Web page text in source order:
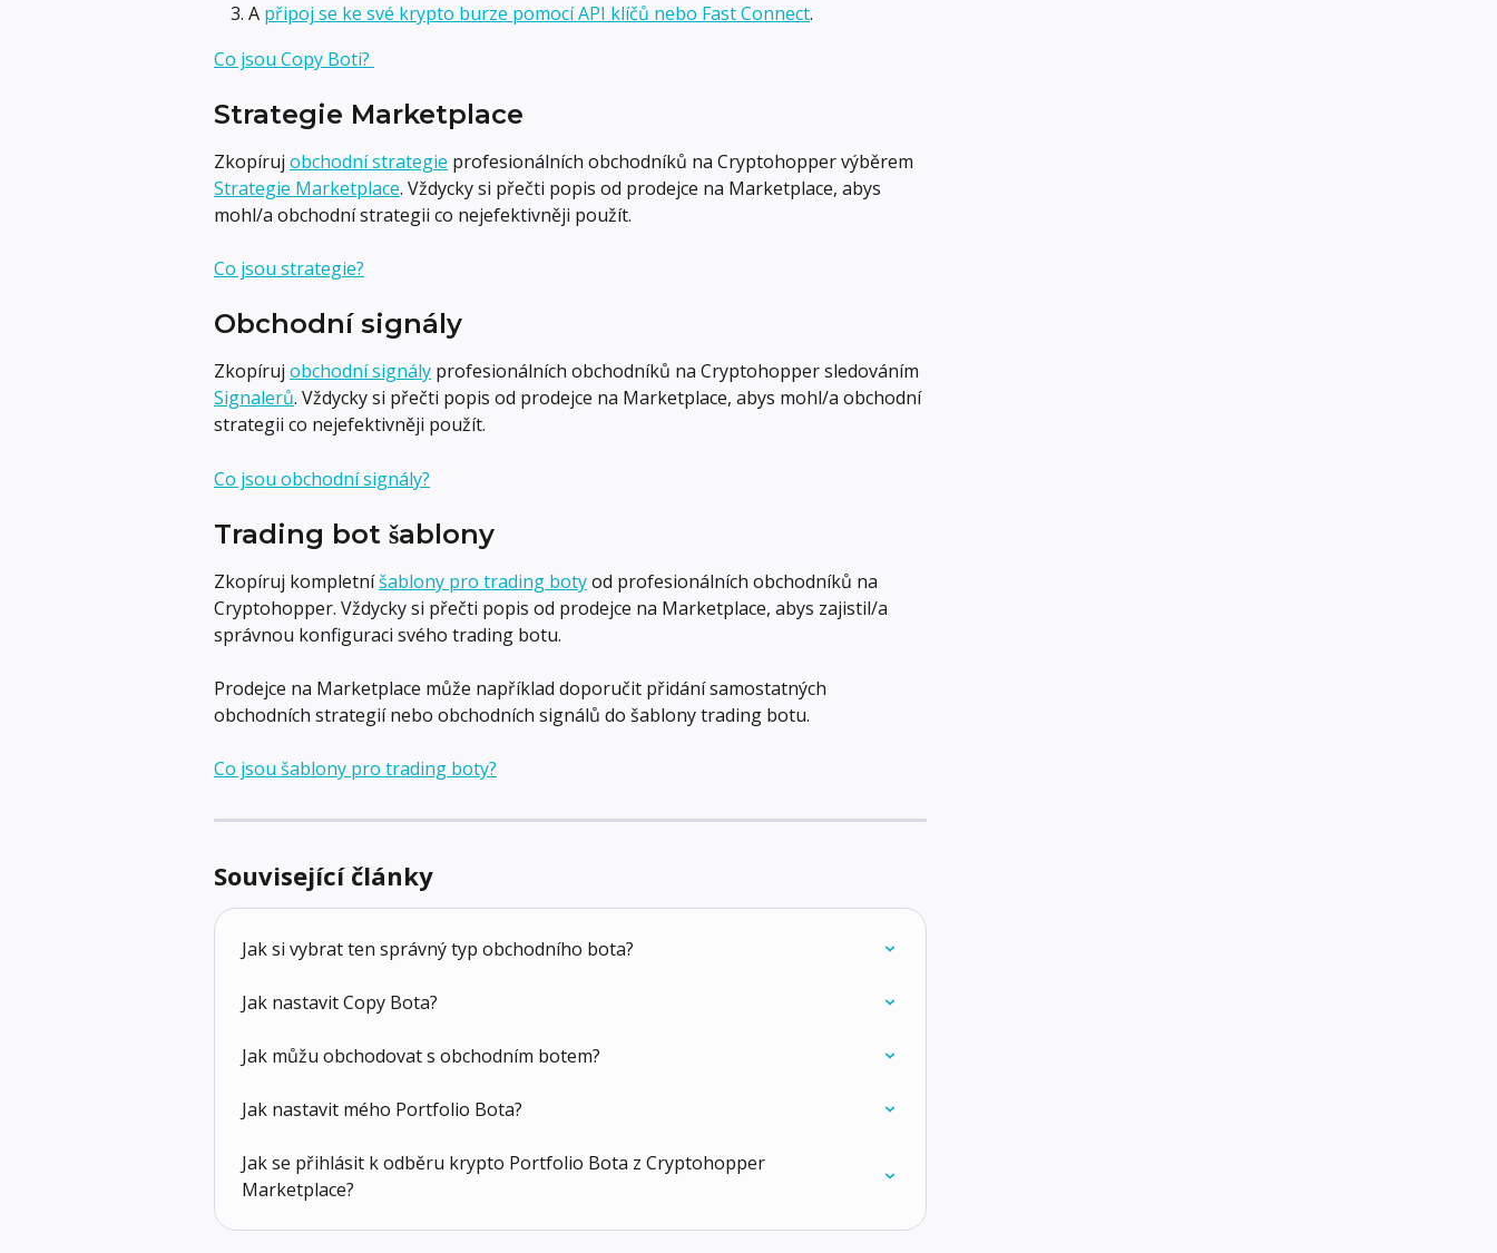
A připoj se ke své krypto burze pomocí API klíčů nebo Fast Connect.
Co jsou Copy Boti?
Strategie Marketplace
Zkopíruj obchodní strategie profesionálních obchodníků na Cryptohopper výběrem
Strategie Marketplace. Vždycky si přečti popis od prodejce na Marketplace, abys
mohl/a obchodní strategii co nejefektivněji použít.
Co jsou strategie?
Obchodní signály
Zkopíruj obchodní signály profesionálních obchodníků na Cryptohopper sledováním
Signalerů. Vždycky si přečti popis od prodejce na Marketplace, abys mohl/a obchodní
strategii co nejefektivněji použít.
Co jsou obchodní signály?
Trading bot šablony
Zkopíruj kompletní šablony pro trading boty od profesionálních obchodníků na
Cryptohopper. Vždycky si přečti popis od prodejce na Marketplace, abys zajistil/a
správnou konfiguraci svého trading botu.
Prodejce na Marketplace může například doporučit přidání samostatných
obchodních strategií nebo obchodních signálů do šablony trading botu.
Co jsou šablony pro trading boty?
Související články
Jak si vybrat ten správný typ obchodního bota?
Jak nastavit Copy Bota?
Jak můžu obchodovat s obchodním botem?
Jak nastavit mého Portfolio Bota?
Jak se přihlásit k odběru krypto Portfolio Bota z Cryptohopper
Marketplace?